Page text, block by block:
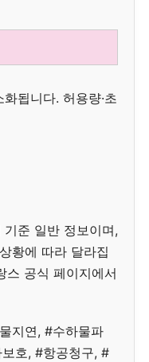
됩니다. 허용량·초
준 일반 정보이며,
황에 따라 달라집
스 공식 페이지에서
지연, #수하물파
호, #항공청구, #